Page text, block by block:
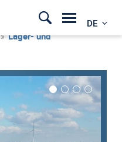
DE
»Lager- und